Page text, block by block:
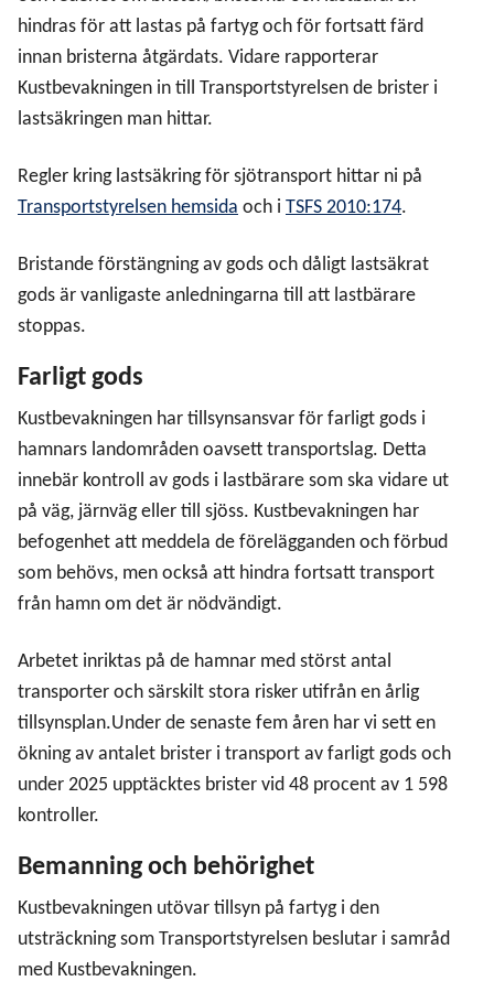
hindras för att lastas på fartyg och för fortsatt färd
innan bristerna åtgärdats. Vidare rapporterar
Kustbevakningen in till Transportstyrelsen de brister i
lastsäkringen man hittar.
Regler kring lastsäkring för sjötransport hittar ni på
Transportstyrelsen hemsida och i TSFS 2010:174.
Bristande förstängning av gods och dåligt lastsäkrat
gods är vanligaste anledningarna till att lastbärare
stoppas.
Farligt gods
Kustbevakningen har tillsynsansvar för farligt gods i
hamnars landområden oavsett transportslag. Detta
innebär kontroll av gods i lastbärare som ska vidare ut
på väg, järnväg eller till sjöss. Kustbevakningen har
befogenhet att meddela de förelägganden och förbud
som behövs, men också att hindra fortsatt transport
från hamn om det är nödvändigt.
Arbetet inriktas på de hamnar med störst antal
transporter och särskilt stora risker utifrån en årlig
tillsynsplan.Under de senaste fem åren har vi sett en
ökning av antalet brister i transport av farligt gods och
under 2025 upptäcktes brister vid 48 procent av 1 598
kontroller.
Bemanning och behörighet
Kustbevakningen utövar tillsyn på fartyg i den
utsträckning som Transportstyrelsen beslutar i samråd
med Kustbevakningen.